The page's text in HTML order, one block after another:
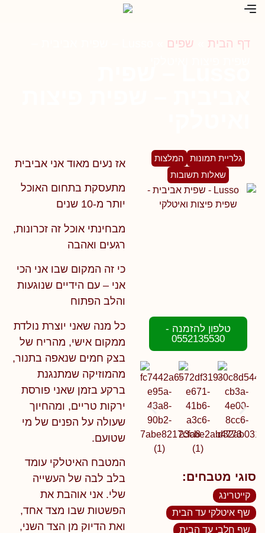
דף הבית שפים
אז נעים מאוד אני אביבית
מתעסקת בתחום האוכל
יותר מ-10 שנים
מבחינתי אוכל זה זכרונות,
רגעים ואהבה
כי זה המקום שבו אני הכי
אני – עם הידיים שנוגעות
והלב הפתוח
כל מנה שאני יוצרת נולדת
ממקום אישי, מהריח של
בצק חמים שנאפה בתנור,
מהמוזיקה שמתנגנת
ברקע בזמן שאני פורסת
ירקות טריים, ומהחיוך
שעולה על הפנים של מי
שטועם.
המטבח האיטלקי עומד
בלב לבה של העשייה
שלי. אני אוהבת את
הפשטות שבו מצד אחד,
ואת הדיוק מן הצד השני,
גלריית תמונות
המלצות
שאלות תשובות
טלפון להזמנה -
0552135530
סוגי מטבחים:
קייטרינג
שף איטלקי עד הבית
שף חלבי עד הבית